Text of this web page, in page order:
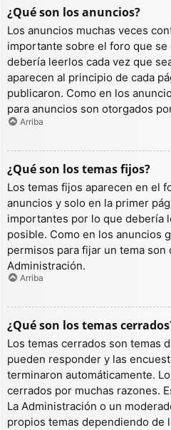
¿Qué son los anuncios?
Los anuncios muchas veces
importante sobre el foro que
debería leerlos cada vez que
aparecen al principio de cada
publicaron. Como en los
para anuncios son otorgados
Arriba
¿Qué son los temas fijos?
Los temas fijos aparecen en el
anuncios y solo en la primer
importantes por lo que debería
posible. Como en los anuncios
permisos para fijar un tema son
Administración.
Arriba
¿Qué son los temas
Los temas cerrados son temas
pueden responder y las
terminaron automáticamente.
cerrados por muchas razones.
La Administración o un
propios temas dependiendo de